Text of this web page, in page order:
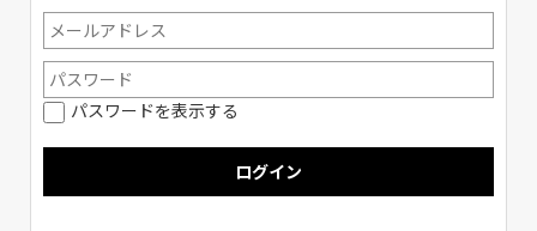
パスワードを表示する